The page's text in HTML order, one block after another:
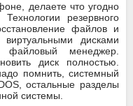
делаете что угодно
резервного
файлов и
дисками
менеджер.
диск полностью.
помнить, системный
остальные разделы
системы.